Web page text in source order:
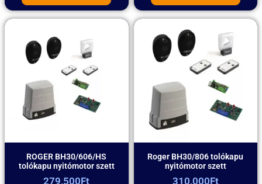
ROGER BH30/606/HS
tolókapu nyitómotor szett
279,500Ft
Roger BH30/806 tolókapu
nyitómotor szett
310,000Ft